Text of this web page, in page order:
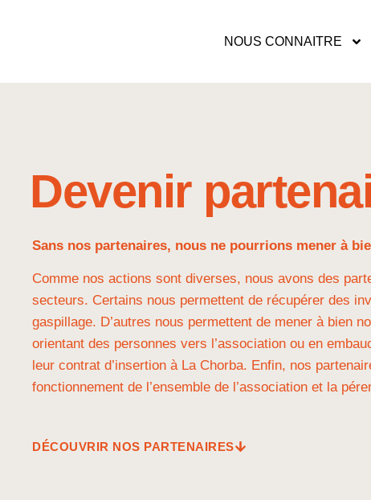
NOUS CONNAITRE
Devenir
Sans nos partenaires, nous ne pourrions mener à
Comme nos actions sont diverses, nous avons des
secteurs. Certains nous permettent de récupérer des
gaspillage. D’autres nous permettent de mener à bien
orientant des personnes vers l’association ou en
leur contrat d’insertion à La Chorba. Enfin, nos
fonctionnement de l’ensemble de l’association et la
DÉCOUVRIR NOS PARTENAIRES